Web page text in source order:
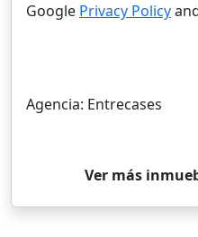
Google Privacy Policy
Agencia: Entrecases
Ver más